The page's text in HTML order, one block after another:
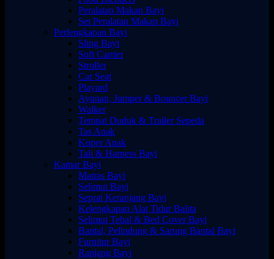
Peralatan Makan Bayi
Set Peralatan Makan Bayi
Perlengkapan Bayi
Sling Bayi
Soft Carrier
Stroller
Car Seat
Playard
Ayunan, Jumper & Bouncer Bayi
Walker
Tempat Duduk & Trailer Sepeda
Tas Anak
Koper Anak
Tali & Harness Bayi
Kamar Bayi
Matras Bayi
Selimut Bayi
Seprai Keranjang Bayi
Kelengkapan Alat Tidur Balita
Selimut Tebal & Bed Cover Bayi
Bantal, Pelindung & Sarung Bantal Bayi
Furnitur Bayi
Ranjang Bayi